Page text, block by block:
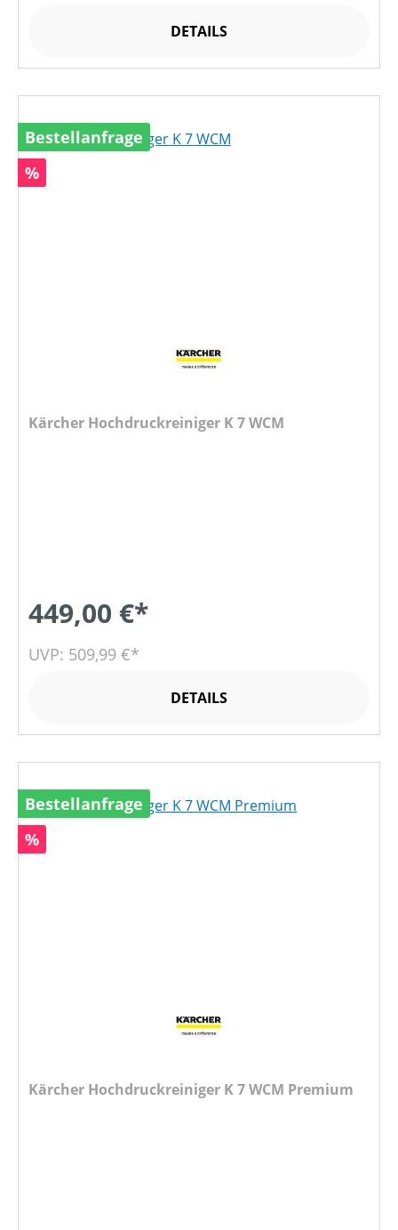
DETAILS
Bestellanfrage
Rabatt
%
Kärcher Hochdruckreiniger K 7 WCM
449,00 €*
UVP: 509,99 €*
DETAILS
Bestellanfrage
Rabatt
%
Kärcher Hochdruckreiniger K 7 WCM Premium